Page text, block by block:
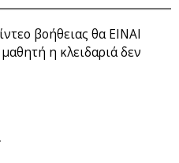
βοήθειας θα ΕΙΝΑΙ
η κλειδαριά δεν